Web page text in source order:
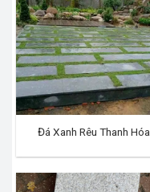
Đá Xanh Rêu Thanh Hóa